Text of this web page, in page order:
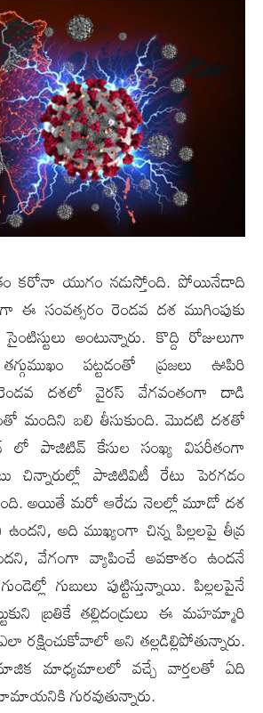
కరోనా యుగం నడుస్తోంది. పోయినేడాది
ఈ సంవత్సరం రెండవ దశ ముగింపుకు
సైంటిస్టులు అంటున్నారు. కొద్ది రోజులుగా
పట్టడంతో ప్రజలు ఊపిరి
రెండవ దశలో వైరస్ వేగవంతంగా దాడి
మందిని బలి తీసుకుంది. మొదటి దశతో
లో పాజిటివ్ కేసుల సంఖ్య విపరీతంగా
చిన్నారుల్లో పాజిటివిటీ రేటు పెరగడం
అయితే మరో ఆరేడు నెలల్లో మూడో దశ
అది ముఖ్యంగా చిన్న పిల్లలపై తీవ్ర
వేగంగా వ్యాపించే అవకాశం ఉందనే
గుబులు పుట్టిస్తున్నాయి. పిల్లలపైనే
బ్రతికే తల్లిదండ్రులు ఈ మహమ్మారి
రక్షించుకోవాలో అని తల్లడిల్లిపోతున్నారు.
మాధ్యమాలలో వచ్చే వార్తలతో ఏది
గురవుతున్నారు.